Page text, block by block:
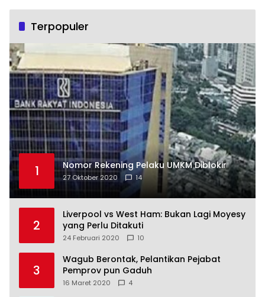
Terpopuler
1 Nomor Rekening Pelaku UMKM Diblokir
27 Oktober 2020 14
2
Liverpool vs West Ham: Bukan Lagi Moyesy
yang Perlu Ditakuti
24 Februari 2020 10
3
Wagub Berontak, Pelantikan Pejabat
Pemprov pun Gaduh
16 Maret 2020 4